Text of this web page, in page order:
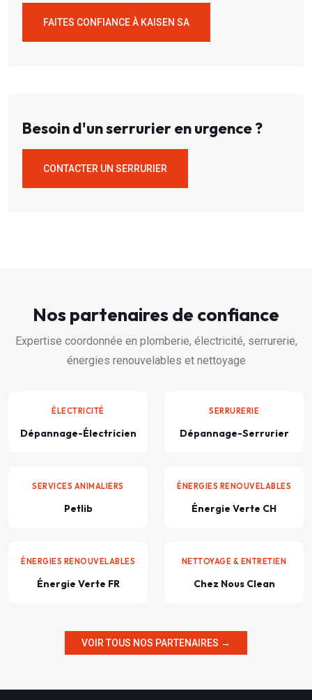
FAITES CONFIANCE À KAISEN SA
Besoin d'un serrurier en urgence ?
CONTACTER UN SERRURIER
Nos partenaires de confiance
Expertise coordonnée en plomberie, électricité, serrurerie,
énergies renouvelables et nettoyage
ÉLECTRICITÉ
Dépannage-Électricien
SERRURERIE
Dépannage-Serrurier
SERVICES ANIMALIERS
Petlib
ÉNERGIES RENOUVELABLES
Énergie Verte CH
ÉNERGIES RENOUVELABLES
Énergie Verte FR
NETTOYAGE & ENTRETIEN
Chez Nous Clean
VOIR TOUS NOS PARTENAIRES →